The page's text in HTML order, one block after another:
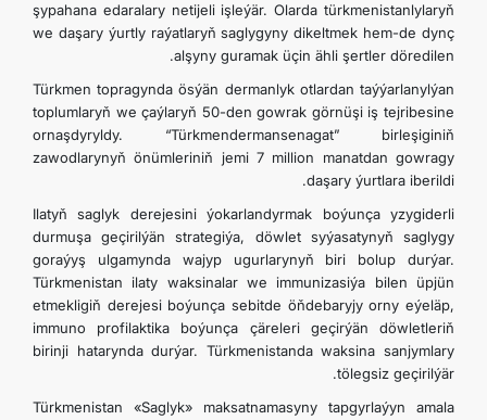
şypahana edaralary netijeli işleýär. Olarda türkmenistanlylaryň
we daşary ýurtly raýatlaryň saglygyny dikeltmek hem-de dynç
alşyny guramak üçin ähli şertler döredilen.
Türkmen topragynda ösýän dermanlyk otlardan taýýarlanylýan
toplumlaryň we çaýlaryň 50-den gowrak görnüşi iş tejribesine
ornaşdyryldy. “Türkmendermansenagat” birleşiginiň
zawodlarynyň önümleriniň jemi 7 million manatdan gowragy
daşary ýurtlara iberildi.
Ilatyň saglyk derejesini ýokarlandyrmak boýunça yzygiderli
durmuşa geçirilýän strategiýa, döwlet syýasatynyň saglygy
goraýyş ulgamynda wajyp ugurlarynyň biri bolup durýar.
Türkmenistan ilaty waksinalar we immunizasiýa bilen üpjün
etmekligiň derejesi boýunça sebitde öňdebaryjy orny eýeläp,
immuno profilaktika boýunça çäreleri geçirýän döwletleriň
birinji hatarynda durýar. Türkmenistanda waksina sanjymlary
tölegsiz geçirilýär.
Türkmenistan «Saglyk» maksatnamasyny tapgyrlaýyn amala